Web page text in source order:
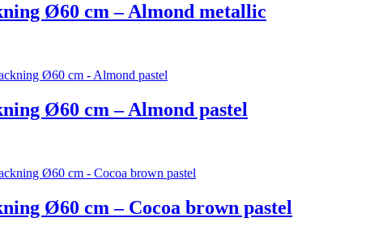
Ø60 cm – Almond metallic
Ø60 cm – Almond pastel
Ø60 cm – Cocoa brown pastel